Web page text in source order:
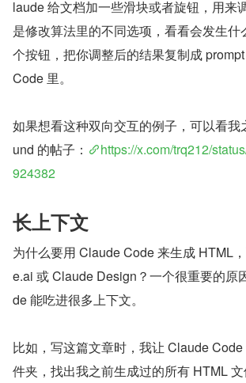
laude 给文档加一些滑块或者旋钮，用来
是修改算法里的不同选项，看看会发生什
个按钮，把你调整后的结果复制成
Code 里。
如果想看这种双向交互的例子，可以看我
und 的帖子：
https://x.com/trq212/
924382
长上下文
为什么要用 Claude Code 来生成 HTML
e.ai 或 Claude Design？一个很重要的原
de 能吃进很多上下文。
比如，写这篇文章时，我让 Claude
件夹，找出我之前生成过的所有 HTML